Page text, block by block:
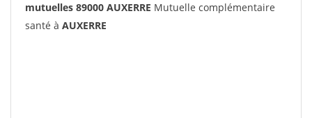
mutuelles 89000 AUXERRE Mutuelle complémentaire
santé à AUXERRE